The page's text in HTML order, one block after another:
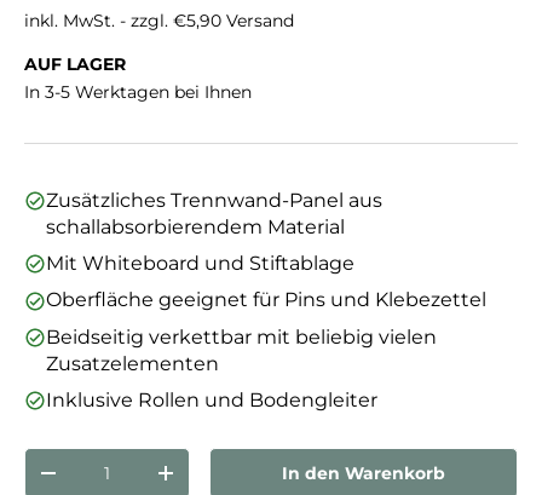
inkl. MwSt. - zzgl. €5,90 Versand
AUF LAGER
In 3-5 Werktagen bei Ihnen
Zusätzliches Trennwand-Panel aus
schallabsorbierendem Material
Mit Whiteboard und Stiftablage
Oberfläche geeignet für Pins und Klebezettel
Beidseitig verkettbar mit beliebig vielen
Zusatzelementen
Inklusive Rollen und Bodengleiter
Anzahl
Menge verringernMenge erhöhenIn den Warenkorb